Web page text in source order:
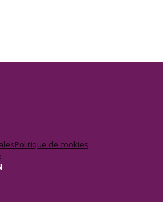
Politique de cookies